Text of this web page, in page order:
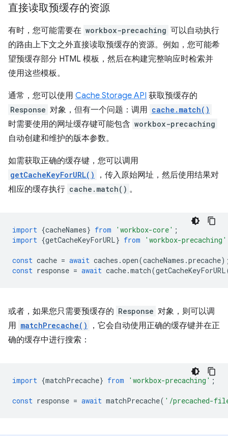
直接读取预缓存的资源
有时，您可能需要在 workbox-precaching 可以自动执行
的路由上下文之外直接读取预缓存的资源。例如，您可能希
望预缓存部分 HTML 模板，然后在构建完整响应时检索并
使用这些模板。
通常，您可以使用 Cache Storage API 获取预缓存的
Response 对象，但有一个问题：调用 cache.match()
时需要使用的网址缓存键可能包含 workbox-precaching
自动创建和维护的版本参数。
如需获取正确的缓存键，您可以调用
getCacheKeyForURL()
，传入原始网址，然后使用结果对
相应的缓存执行 cache.match() 。
import {cacheNames} from 'workbox-core' ;
import {getCacheKeyForURL} from 'workbox-precaching'
const cache = await caches .open(cacheNames .precache
const response = await cache.match(getCacheKeyForURL
或者，如果您只需要预缓存的 Response 对象，则可以调
用 matchPrecache()
，它会自动使用正确的缓存键并在正
确的缓存中进行搜索：
import {matchPrecache} from 'workbox-precaching' ;
const response = await matchPrecache( '/precached-